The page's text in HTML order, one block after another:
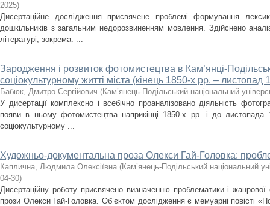
2025)
Дисертаційне дослідження присвячене проблемі формування
дошкільників з загальним недорозвиненням мовлення. Здійснено
літературі, зокрема: ...
Зародження і розвиток фотомистецтва в Кам’янці-
соціокультурному житті міста (кінець 1850-х рр. – листопад
Бабюк, Дмитро Сергійович (Кам’янець-Подільський національний
У дисертації комплексно і всебічно проаналізовано діяльність
появи в ньому фотомистецтва наприкінці 1850-х рр. і до
соціокультурному ...
Художньо-документальна проза Олекси Гай-Головка:
Каплична, Людмила Олексіївна (Кам’янець-Подільський національний
04-30)
Дисертаційну роботу присвячено визначенню проблематики і
прози Олекси Гай-Головка. Об’єктом дослідження є мемуарні повісті